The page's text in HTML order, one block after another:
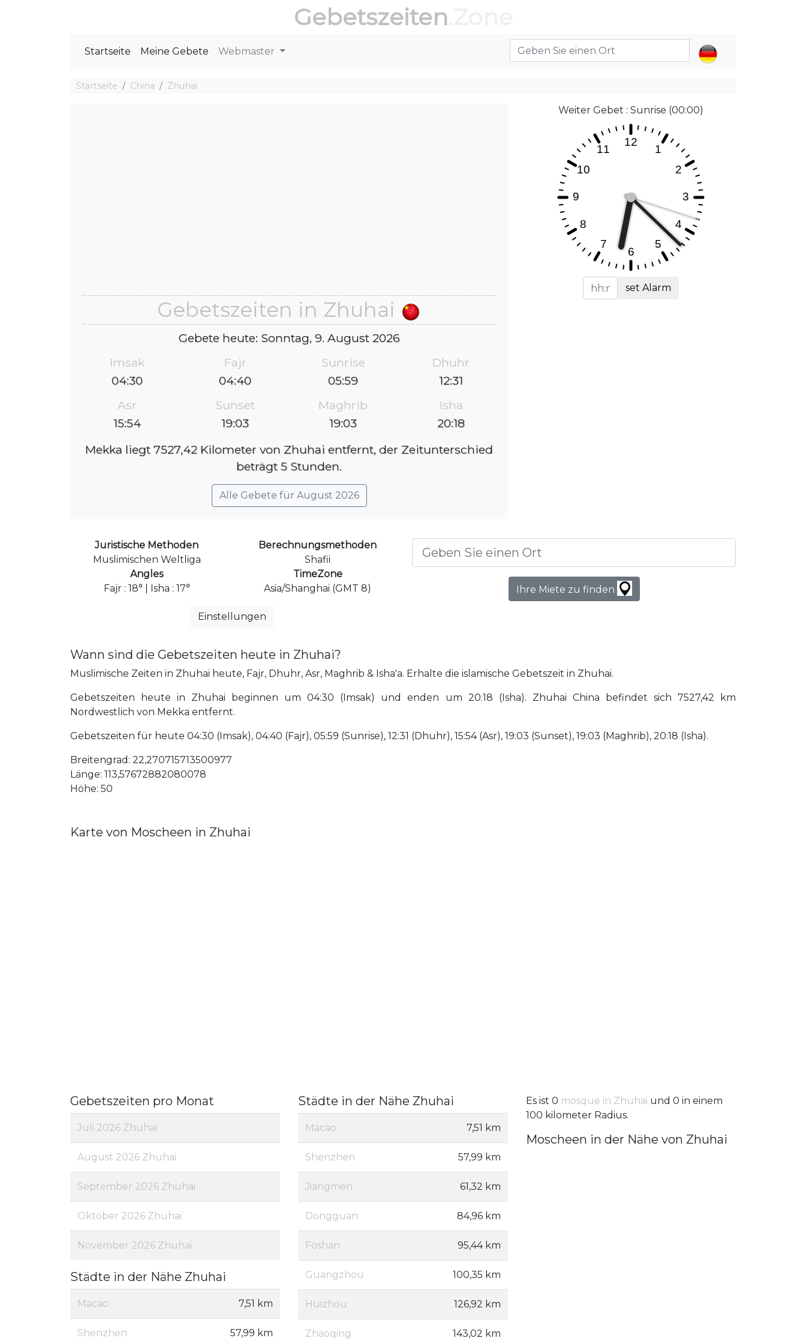
Gebetszeiten
Startseite Meine Gebete Webmaster
Startseite China Zhuhai
Gebetszeiten in Zhuhai
Gebete heute: Sonntag, 9. August 2026
Imsak
04:30
Fajr
04:40
Sunrise
05:59
Dhuhr
12:31
Asr
15:54
Sunset
19:03
Maghrib
19:03
Isha
20:18
Mekka liegt 7527,42 Kilometer von Zhuhai entfernt, der Zeitunterschied
beträgt 5 Stunden.
Alle Gebete für August 2026
Weiter Gebet : Sunrise (00:00)
set Alarm
Juristische Methoden
Muslimischen Weltliga
Berechnungsmethoden
Shafii
Angles
Fajr : 18° | Isha : 17°
TimeZone
Asia/Shanghai (GMT 8)
Einstellungen
Ihre Miete zu finden
Wann sind die Gebetszeiten heute in Zhuhai?
Muslimische Zeiten in Zhuhai heute, Fajr, Dhuhr, Asr, Maghrib & Isha'a. Erhalte die islamische Gebetszeit in Zhuhai.
Gebetszeiten heute in Zhuhai beginnen um 04:30 (Imsak) und enden um 20:18 (Isha). Zhuhai China befindet sich 7527,42 km
Nordwestlich von Mekka entfernt.
Gebetszeiten für heute 04:30 (Imsak), 04:40 (Fajr), 05:59 (Sunrise), 12:31 (Dhuhr), 15:54 (Asr), 19:03 (Sunset), 19:03 (Maghrib), 20:18 (Isha).
Breitengrad: 22,270715713500977
Länge: 113,57672882080078
Höhe: 50
Karte von Moscheen in Zhuhai
Gebetszeiten pro Monat
Juli 2026 Zhuhai
August 2026 Zhuhai
September 2026 Zhuhai
Oktober 2026 Zhuhai
November 2026 Zhuhai
Städte in der Nähe Zhuhai
Macao 7,51 km
Shenzhen 57,99 km
Städte in der Nähe Zhuhai
Macao 7,51 km
Shenzhen 57,99 km
Jiangmen 61,32 km
Dongguan 84,96 km
Foshan 95,44 km
Guangzhou 100,35 km
Huizhou 126,92 km
Zhaoqing 143,02 km
Es ist 0 mosque in Zhuhai und 0 in einem
100 kilometer Radius.
Moscheen in der Nähe von Zhuhai